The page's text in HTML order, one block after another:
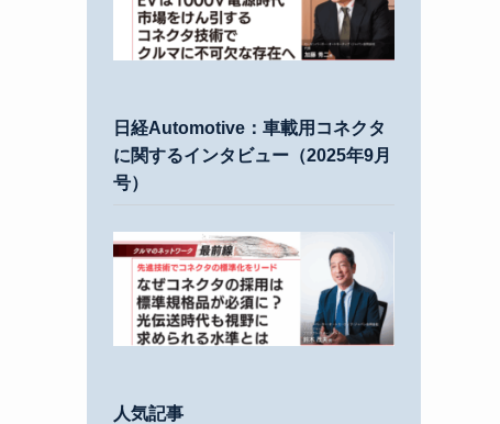
日経Automotive：車載用コネクタ
に関するインタビュー（2025年9月
号）
人気記事